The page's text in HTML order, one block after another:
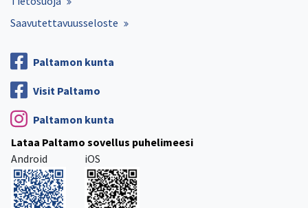
Saavutettavuusseloste
Paltamon kunta
Visit Paltamo
Paltamon kunta
Lataa Paltamo sovellus puhelimeesi
Android
iOS